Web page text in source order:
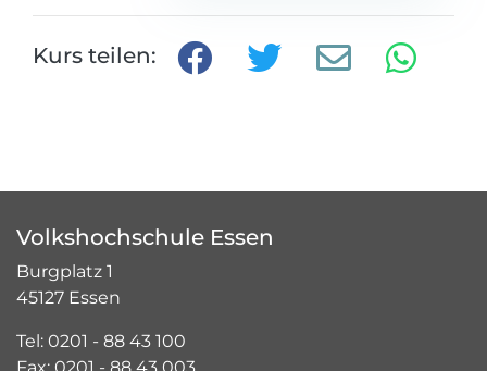
Kurs teilen:
Volkshochschule Essen
Burgplatz 1
45127 Essen
Tel: 0201 - 88 43 100